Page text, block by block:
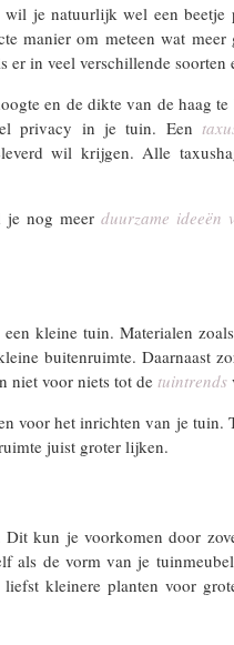
je natuurlijk wel een beetje
manier om meteen wat meer
in veel verschillende soorten
en de dikte van de haag te
privacy in je tuin. Een
wil krijgen. Alle
je nog meer duurzame ideeën
kleine tuin. Materialen
buitenruimte. Daarnaast
niet voor niets tot de tuintrends
voor het inrichten van je tuin.
juist groter lijken.
kun je voorkomen door
als de vorm van je
kleinere planten voor